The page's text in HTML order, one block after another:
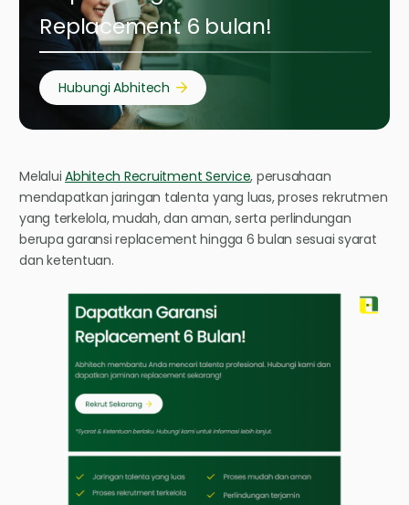
Replacement 6 bulan!
Hubungi Abhitech
Melalui Abhitech Recruitment Service, perusahaan
mendapatkan jaringan talenta yang luas, proses rekrutmen
yang terkelola, mudah, dan aman, serta perlindungan
berupa garansi replacement hingga 6 bulan sesuai syarat
dan ketentuan.